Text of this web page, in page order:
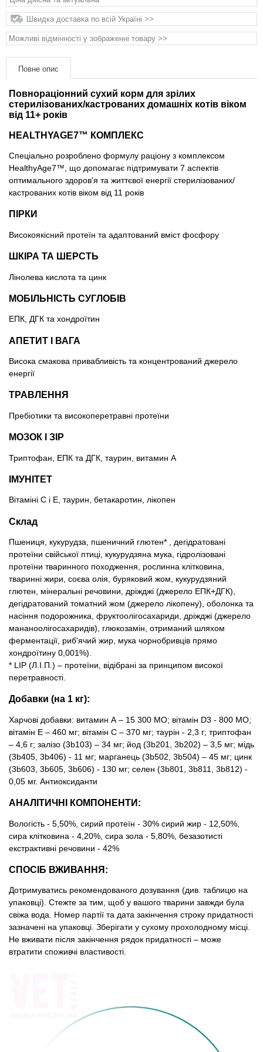
Швидка доставка по всій Україні >>
Можливі відмінності у зображенні товару >>
Повне опис
Повнораціонний сухий корм для зрілих
стерилізованих/кастрованих домашніх котів віком
від 11+ років
HEALTHYAGE7™ КОМПЛЕКС
Спеціально розроблено формулу раціону з комплексом
HealthyAge7™, що допомагає підтримувати 7 аспектів
оптимального здоров'я та життєвої енергії стерилізованих/
кастрованих котів віком від 11 років
ПІРКИ
Високоякісний протеїн та адаптований вміст фосфору
ШКІРА ТА ШЕРСТЬ
Лінолева кислота та цинк
МОБІЛЬНІСТЬ СУГЛОБІВ
ЕПК, ДГК та хондроїтин
АПЕТИТ І ВАГА
Висока смакова привабливість та концентрований джерело
енергії
ТРАВЛЕННЯ
Пребіотики та високоперетравні протеїни
МОЗОК І ЗІР
Триптофан, ЕПК та ДГК, таурин, витамин А
ІМУНІТЕТ
Вітаміні С і Е, таурин, бетакаротин, лікопен
Склад
Пшениця, кукурудза, пшеничний глютен* , дегідратовані
протеїни свійської птиці, кукурудзяна мука, гідролізовані
протеїни тваринного походження, рослинна клітковина,
тваринні жири, соєва олія, буряковий жом, кукурудзяний
глютен, мінеральні речовини, дріжджі (джерело ЕПК+ДГК),
дегідратований томатний жом (джерело лікопену), оболонка та
насіння подорожника, фруктоолігосахариди, дріжджі (джерело
мананоолігосахаридів), глюкозамін, отриманий шляхом
ферментації, риб'ячий жир, мука чорнобривців прямо
хондроїтину 0,001%).
* LIP (Л.І.П.) – протеїни, відібрані за принципом високої
перетравності.
Добавки (на 1 кг):
Харчові добавки: витамин А – 15 300 МО; вітамін D3 - 800 МО;
вітамін Е – 460 мг; вітамін С – 370 мг; таурін - 2,3 г; триптофан
– 4,6 г; залізо (3b103) – 34 мг; йод (3b201, 3b202) – 3,5 мг; мідь
(3b405, 3b406) - 11 мг; марганець (3b502, 3b504) – 45 мг; цинк
(3b603, 3b605, 3b606) - 130 мг; селен (3b801, 3b811, 3b812) -
0,05 мг. Антиоксиданти
АНАЛІТИЧНІ КОМПОНЕНТИ:
Вологість - 5,50%, сирий протеїн - 30% сирий жир - 12,50%,
сира клітковина - 4,20%, сира зола - 5,80%, безазотисті
екстрактивні речовини - 42%
СПОСІБ ВЖИВАННЯ:
Дотримуватись рекомендованого дозування (див. таблицю на
упаковці). Стежте за тим, щоб у вашого тварини завжди була
свіжа вода. Номер партії та дата закінчення строку придатності
зазначені на упаковці. Зберігати у сухому прохолодному мiсцi.
Не вживати після закінчення рядок придатності – може
втратити споживчі властивості.
Товари для голубів
Товари для гризунів
Товари для коней
Товари для людей
Популярні зоотоварі
Архів / Знято з виробництва